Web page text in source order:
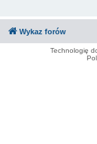
Wykaz forów
Technologię